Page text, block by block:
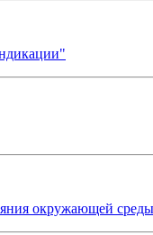
окружающей